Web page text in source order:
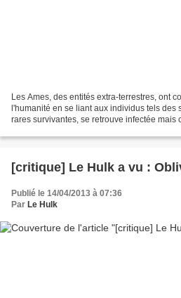
Les Ames, des entités extra-terrestres, ont
l'humanité en se liant aux individus tels des
rares survivantes, se retrouve infectée mais
[critique] Le Hulk a vu :
Publié le 14/04/2013 à 07:36
Par Le Hulk